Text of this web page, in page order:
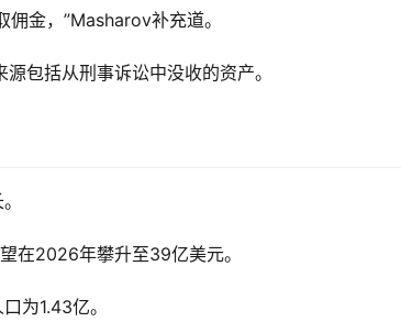
金，”Masharov补充道。
包括从刑事诉讼中没收的资产。
在2026年攀升至39亿美元。
为1.43亿。